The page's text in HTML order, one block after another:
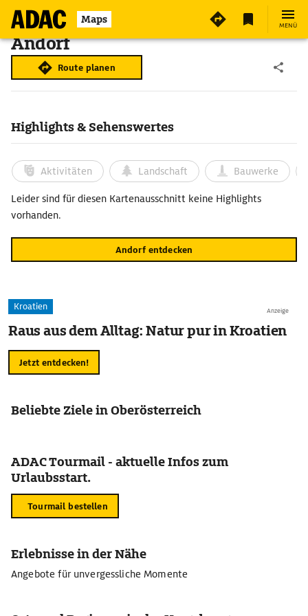
Maps MENÜ
Andorf
Route planen
Highlights & Sehenswertes
Aktivitäten Landschaft Bauwerke
Leider sind für diesen Kartenausschnitt keine Highlights
vorhanden.
Andorf entdecken
Anzeige
Kroatien
Raus aus dem Alltag: Natur pur in Kroatien
Jetzt entdecken!
Beliebte Ziele in Oberösterreich
ADAC Tourmail - aktuelle Infos zum
Urlaubsstart.
Tourmail bestellen
Erlebnisse in der Nähe
Angebote für unvergessliche Momente